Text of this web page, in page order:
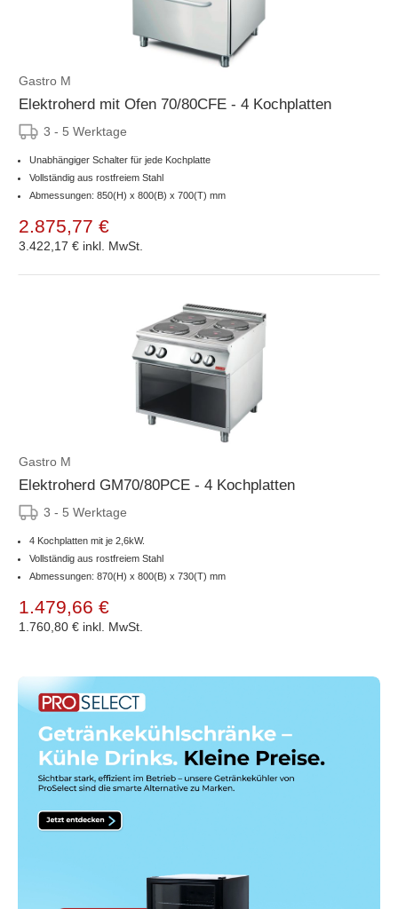
Gastro M
Elektroherd mit Ofen 70/80CFE - 4 Kochplatten
3 - 5 Werktage
Unabhängiger Schalter für jede Kochplatte
Vollständig aus rostfreiem Stahl
Abmessungen: 850(H) x 800(B) x 700(T) mm
2.875,77 €
3.422,17 € inkl. MwSt.
Gastro M
Elektroherd GM70/80PCE - 4 Kochplatten
3 - 5 Werktage
4 Kochplatten mit je 2,6kW.
Vollständig aus rostfreiem Stahl
Abmessungen: 870(H) x 800(B) x 730(T) mm
1.479,66 €
1.760,80 € inkl. MwSt.